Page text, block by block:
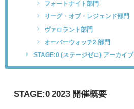
フォートナイト部門
リーグ・オブ・レジェンド部門
ヴァロラント部門
オーバーウォッチ2 部門
STAGE:0 (ステージゼロ) アーカイブ
STAGE:0 2023 開催概要